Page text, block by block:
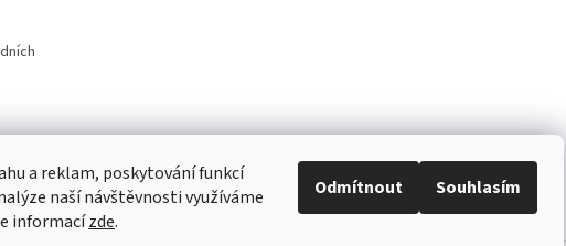
a reklam, poskytování funkcí
naší návštěvnosti využíváme
informacízde.
Odmítnout Souhlasím
cart4future.cz sbernybox.cz